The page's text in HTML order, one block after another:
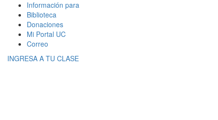
Información para
Biblioteca
Donaciones
Mi Portal UC
Correo
INGRESA A TU CLASE